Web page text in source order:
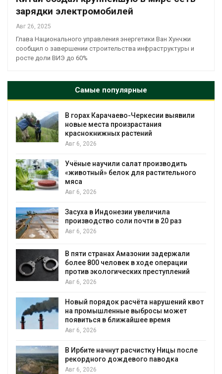
зарядки электромобилей
Авг 26, 2025
Глава Национального управления энергетики Ван Хунчжи
сообщил о завершении строительства инфраструктуры и
росте доли ВИЭ до 60%
Самые популярные
В горах Карачаево-Черкесии выявили
новые места произрастания
краснокнижных растений
Авг 6, 2026
Учёные научили салат производить
«животный» белок для растительного
мяса
Авг 6, 2026
Засуха в Индонезии увеличила
производство соли почти в 20 раз
Авг 6, 2026
В пяти странах Амазонии задержали
более 800 человек в ходе операции
против экологических преступлений
Авг 6, 2026
Новый порядок расчёта нарушений квот
на промышленные выбросы может
появиться в ближайшее время
Авг 6, 2026
В Ирбите начнут расчистку Ницы после
рекордного дождевого паводка
Авг 6, 2026